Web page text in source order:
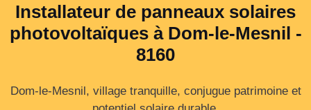
Installateur de panneaux solaires
photovoltaïques à Dom-le-Mesnil -
8160
Dom-le-Mesnil, village tranquille, conjugue patrimoine et